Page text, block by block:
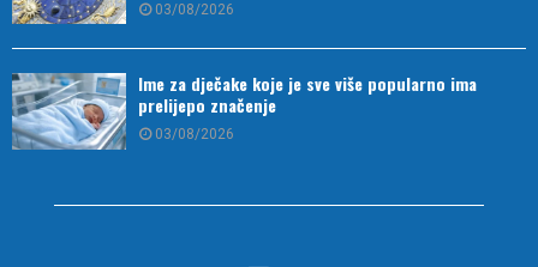
03/08/2026
Ime za dječake koje je sve više popularno ima
prelijepo značenje
03/08/2026